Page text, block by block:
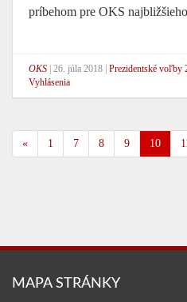
príbehom pre OKS
OKS 26. júla 2018 Prezidentské voľby
Vyhlásenia
« 1 7 8 9 10
MAPA STRÁNKY